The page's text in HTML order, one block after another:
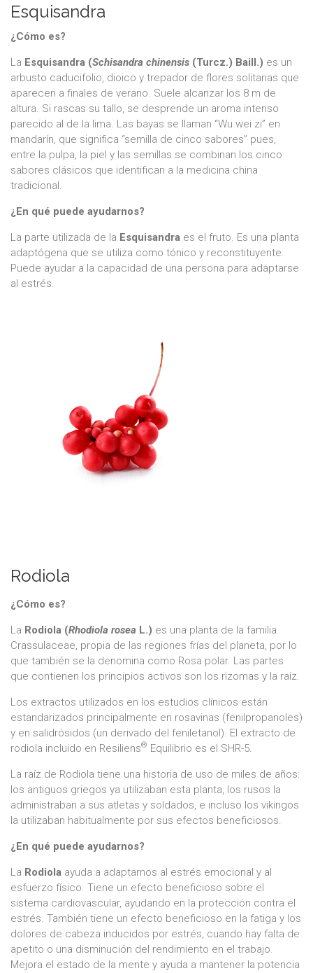
Esquisandra
¿Cómo es?
La Esquisandra (Schisandra chinensis (Turcz.) Baill.) es un
arbusto caducifolio, dioico y trepador de flores solitarias que
aparecen a finales de verano. Suele alcanzar los 8 m de
altura. Si rascas su tallo, se desprende un aroma intenso
parecido al de la lima. Las bayas se llaman “Wu wei zi” en
mandarín, que significa “semilla de cinco sabores” pues,
entre la pulpa, la piel y las semillas se combinan los cinco
sabores clásicos que identifican a la medicina china
tradicional.
¿En qué puede ayudarnos?
La parte utilizada de la Esquisandra es el fruto. Es una planta
adaptógena que se utiliza como tónico y reconstituyente.
Puede ayudar a la capacidad de una persona para adaptarse
al estrés.
Rodiola
¿Cómo es?
La Rodiola (Rhodiola rosea L.) es una planta de la familia
Crassulaceae, propia de las regiones frías del planeta, por lo
que también se la denomina como Rosa polar. Las partes
que contienen los principios activos son los rizomas y la raíz.
Los extractos utilizados en los estudios clínicos están
estandarizados principalmente en rosavinas (fenilpropanoles)
y en salidrósidos (un derivado del feniletanol). El extracto de
rodiola incluido en Resiliens® Equilibrio es el SHR-5.
La raíz de Rodiola tiene una historia de uso de miles de años:
los antiguos griegos ya utilizaban esta planta, los rusos la
administraban a sus atletas y soldados, e incluso los vikingos
la utilizaban habitualmente por sus efectos beneficiosos.
¿En qué puede ayudarnos?
La Rodiola ayuda a adaptarnos al estrés emocional y al
esfuerzo físico. Tiene un efecto beneficioso sobre el
sistema cardiovascular, ayudando en la protección contra el
estrés. También tiene un efecto beneficioso en la fatiga y los
dolores de cabeza inducidos por estrés, cuando hay falta de
apetito o una disminución del rendimiento en el trabajo.
Mejora el estado de la mente y ayuda a mantener la potencia